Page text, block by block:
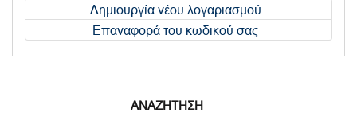
Δημιουργία νέου λογαριασμού
Επαναφορά του κωδικού σας
ΑΝΑΖΗΤΗΣΗ